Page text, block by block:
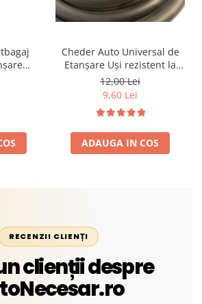
-
Cheder Auto Universal de
Etanșare Uși rezistent la
intemperii, raze UV,
îmbătrânire și temperaturi
extreme
12,00 Lei
9,60 Lei
ADAUGA IN COS
RECENZII CLIENȚI
clienții despre